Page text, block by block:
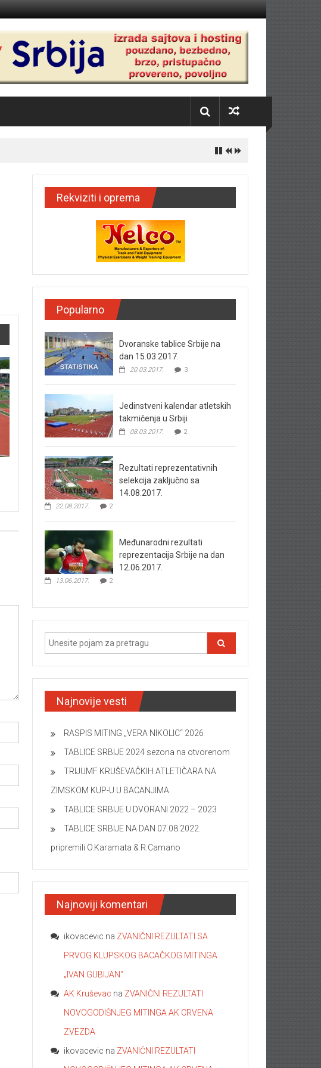
Rekviziti i oprema
Popularno
Dvoranske tablice Srbije na
dan 15.03.2017.
20.03.2017. 3
Jedinstveni kalendar atletskih
takmičenja u Srbiji
08.03.2017. 2
Rezultati reprezentativnih
selekcija zaključno sa
14.08.2017.
22.08.2017. 2
Međunarodni rezultati
reprezentacija Srbije na dan
12.06.2017.
13.06.2017. 2
Najnovije vesti
RASPIS MITING „VERA NIKOLIC“ 2026
TABLICE SRBIJE 2024 sezona na otvorenom
TRIJUMF KRUŠEVAČKIH ATLETIČARA NA
ZIMSKOM KUP-U U BACANJIMA
TABLICE SRBIJE U DVORANI 2022 – 2023
TABLICE SRBIJE NA DAN 07.08.2022.
pripremili O.Karamata & R.Camano
Najnoviji komentari
ikovacevic na ZVANIČNI REZULTATI SA
PRVOG KLUPSKOG BACAČKOG MITINGA
„IVAN GUBIJAN“
AK Kruševac na ZVANIČNI REZULTATI
NOVOGODIŠNJEG MITINGA AK CRVENA
ZVEZDA
ikovacevic na ZVANIČNI REZULTATI